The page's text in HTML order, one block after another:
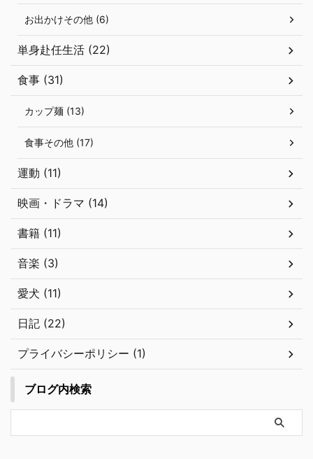
お出かけその他 (6)
単身赴任生活 (22)
食事 (31)
カップ麺 (13)
食事その他 (17)
運動 (11)
映画・ドラマ (14)
書籍 (11)
音楽 (3)
愛犬 (11)
日記 (22)
プライバシーポリシー (1)
ブログ内検索